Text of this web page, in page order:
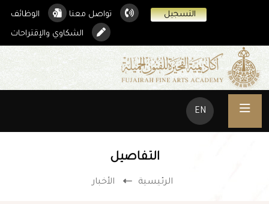
التسجيل تواصل معنا الوظائف
الشكاوي والإقتراحات
EN
التفاصيل
الرئيسية الأخبار